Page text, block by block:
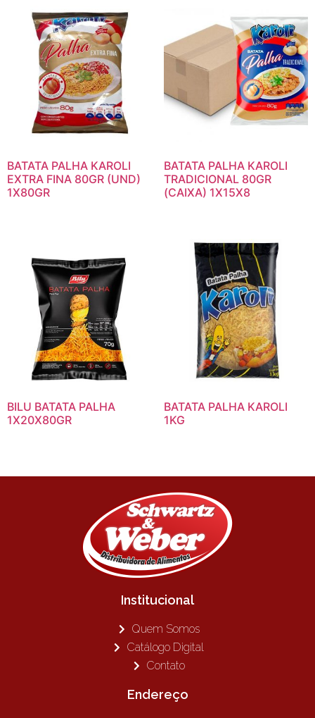
BATATA PALHA KAROLI
EXTRA FINA 80GR (UND)
1X80GR
BATATA PALHA KAROLI
TRADICIONAL 80GR
(CAIXA) 1X15X8
BILU BATATA PALHA
1X20X80GR
BATATA PALHA KAROLI
1KG
Institucional
Quem Somos
Catálogo Digital
Contato
Endereço